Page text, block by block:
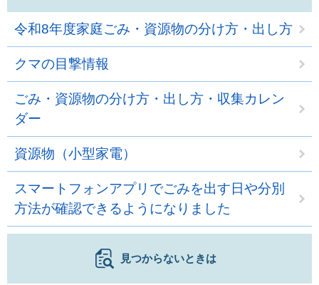
令和8年度家庭ごみ・資源物の分け方・出し方
クマの目撃情報
ごみ・資源物の分け方・出し方・収集カレン
ダー
資源物（小型家電）
スマートフォンアプリでごみを出す日や分別
方法が確認できるようになりました
見つからないときは